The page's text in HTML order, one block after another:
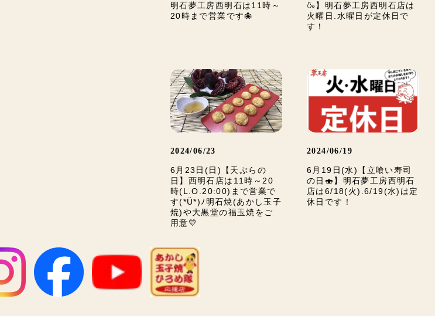
明石夢工房西明石は11時～
20時まで営業です🐙
🍶】明石夢工房西明石店は
火曜日.水曜日が定休日で
す！
2024/06/23
6月23日(日)【天ぷらの
日】西明石店は11時～20
時(L.O.20:00)まで営業で
す(*Ü*)ﾉ明石焼(あかし玉子
焼)や大黒堂の福玉焼をご
用意💛
2024/06/19
6月19日(水)【立喰い寿司
の日🍣】明石夢工房西明石
店は6/18(火).6/19(水)は定
休日です！